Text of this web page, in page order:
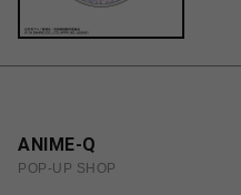
ANIME-Q
POP-UP SHOP